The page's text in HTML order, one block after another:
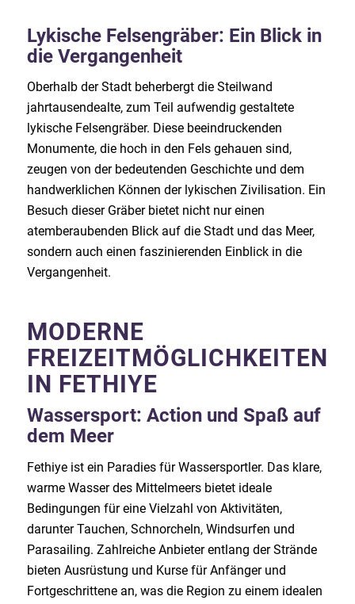
Lykische Felsengräber: Ein Blick in
die Vergangenheit
Oberhalb der Stadt beherbergt die Steilwand
jahrtausendealte, zum Teil aufwendig gestaltete
lykische Felsengräber. Diese beeindruckenden
Monumente, die hoch in den Fels gehauen sind,
zeugen von der bedeutenden Geschichte und dem
handwerklichen Können der lykischen Zivilisation. Ein
Besuch dieser Gräber bietet nicht nur einen
atemberaubenden Blick auf die Stadt und das Meer,
sondern auch einen faszinierenden Einblick in die
Vergangenheit.
MODERNE
FREIZEITMÖGLICHKEITEN
IN FETHIYE
Wassersport: Action und Spaß auf
dem Meer
Fethiye ist ein Paradies für Wassersportler. Das klare,
warme Wasser des Mittelmeers bietet ideale
Bedingungen für eine Vielzahl von Aktivitäten,
darunter Tauchen, Schnorcheln, Windsurfen und
Parasailing. Zahlreiche Anbieter entlang der Strände
bieten Ausrüstung und Kurse für Anfänger und
Fortgeschrittene an, was die Region zu einem idealen